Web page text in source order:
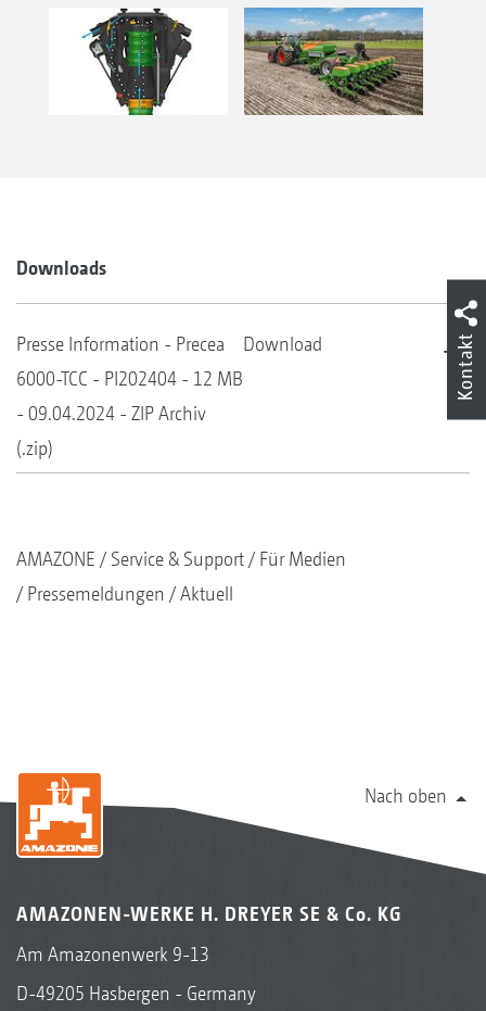
Downloads
Presse Information - Precea
6000-TCC - PI202404 - 12 MB
- 09.04.2024 - ZIP Archiv
(.zip)
Download
AMAZONE Service & Support
Für Medien
Pressemeldungen
Aktuell
Nach oben
AMAZONEN-WERKE H. DREYER SE & Co. KG
Am Amazonenwerk 9-13
D-49205 Hasbergen - Germany
Kontakt